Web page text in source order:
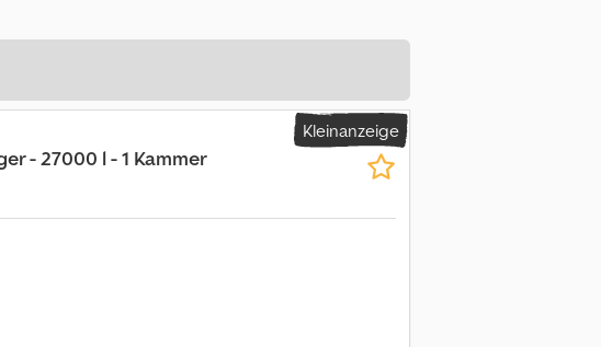
Kleinanzeige
- 27000 l - 1 Kammer